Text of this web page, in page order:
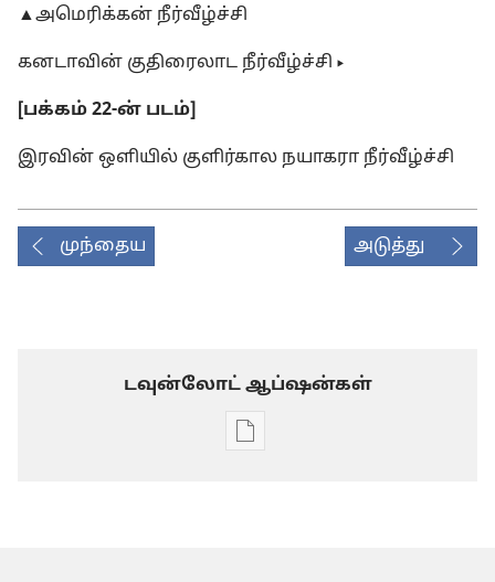
▲அமெரிக்கன் நீர்வீழ்ச்சி
கனடாவின் குதிரைலாட நீர்வீழ்ச்சி ▸
[பக்கம் 22-ன் படம்]
இரவின் ஒளியில் குளிர்கால நயாகரா நீர்வீழ்ச்சி
முந்தைய அடுத்து
டவுன்லோட் ஆப்ஷன்கள்
டிஜிட்டல்